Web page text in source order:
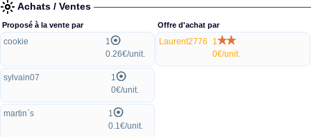
Achats / Ventes
Proposé à la vente par
cookie
1
0.26€/unit.
sylvain07
1
0€/unit.
martin`s
1
0.1€/unit.
Offre d'achat par
Laurent2776
1
0€/unit.